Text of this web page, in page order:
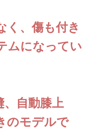
、傷も付き
ムになってい
自動膝上
のモデルで